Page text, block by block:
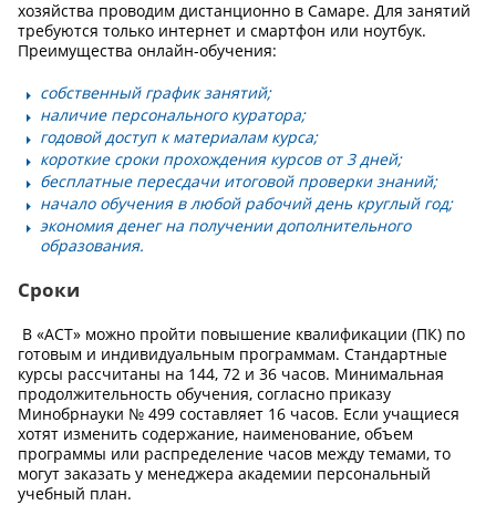
хозяйства проводим дистанционно в Самаре. Для занятий
требуются только интернет и смартфон или ноутбук.
Преимущества онлайн-обучения:
собственный график занятий;
наличие персонального куратора;
годовой доступ к материалам курса;
короткие сроки прохождения курсов от 3 дней;
бесплатные пересдачи итоговой проверки знаний;
начало обучения в любой рабочий день круглый год;
экономия денег на получении дополнительного
образования.
Сроки
В «АСТ» можно пройти повышение квалификации (ПК) по
готовым и индивидуальным программам. Стандартные
курсы рассчитаны на 144, 72 и 36 часов. Минимальная
продолжительность обучения, согласно приказу
Минобрнауки № 499 составляет 16 часов. Если учащиеся
хотят изменить содержание, наименование, объем
программы или распределение часов между темами, то
могут заказать у менеджера академии персональный
учебный план.